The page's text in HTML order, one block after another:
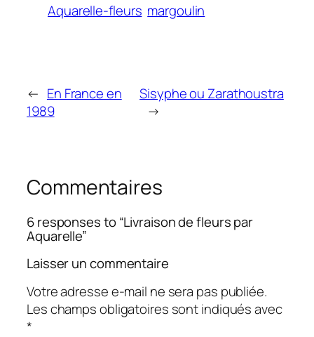
Aquarelle-fleurs margoulin
← En France en
1989
Sisyphe ou Zarathoustra
→
Commentaires
6 responses to “Livraison de fleurs par
Aquarelle”
Laisser un commentaire
Votre adresse e-mail ne sera pas publiée.
Les champs obligatoires sont indiqués avec
*